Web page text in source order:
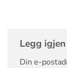
Legg
Din e-